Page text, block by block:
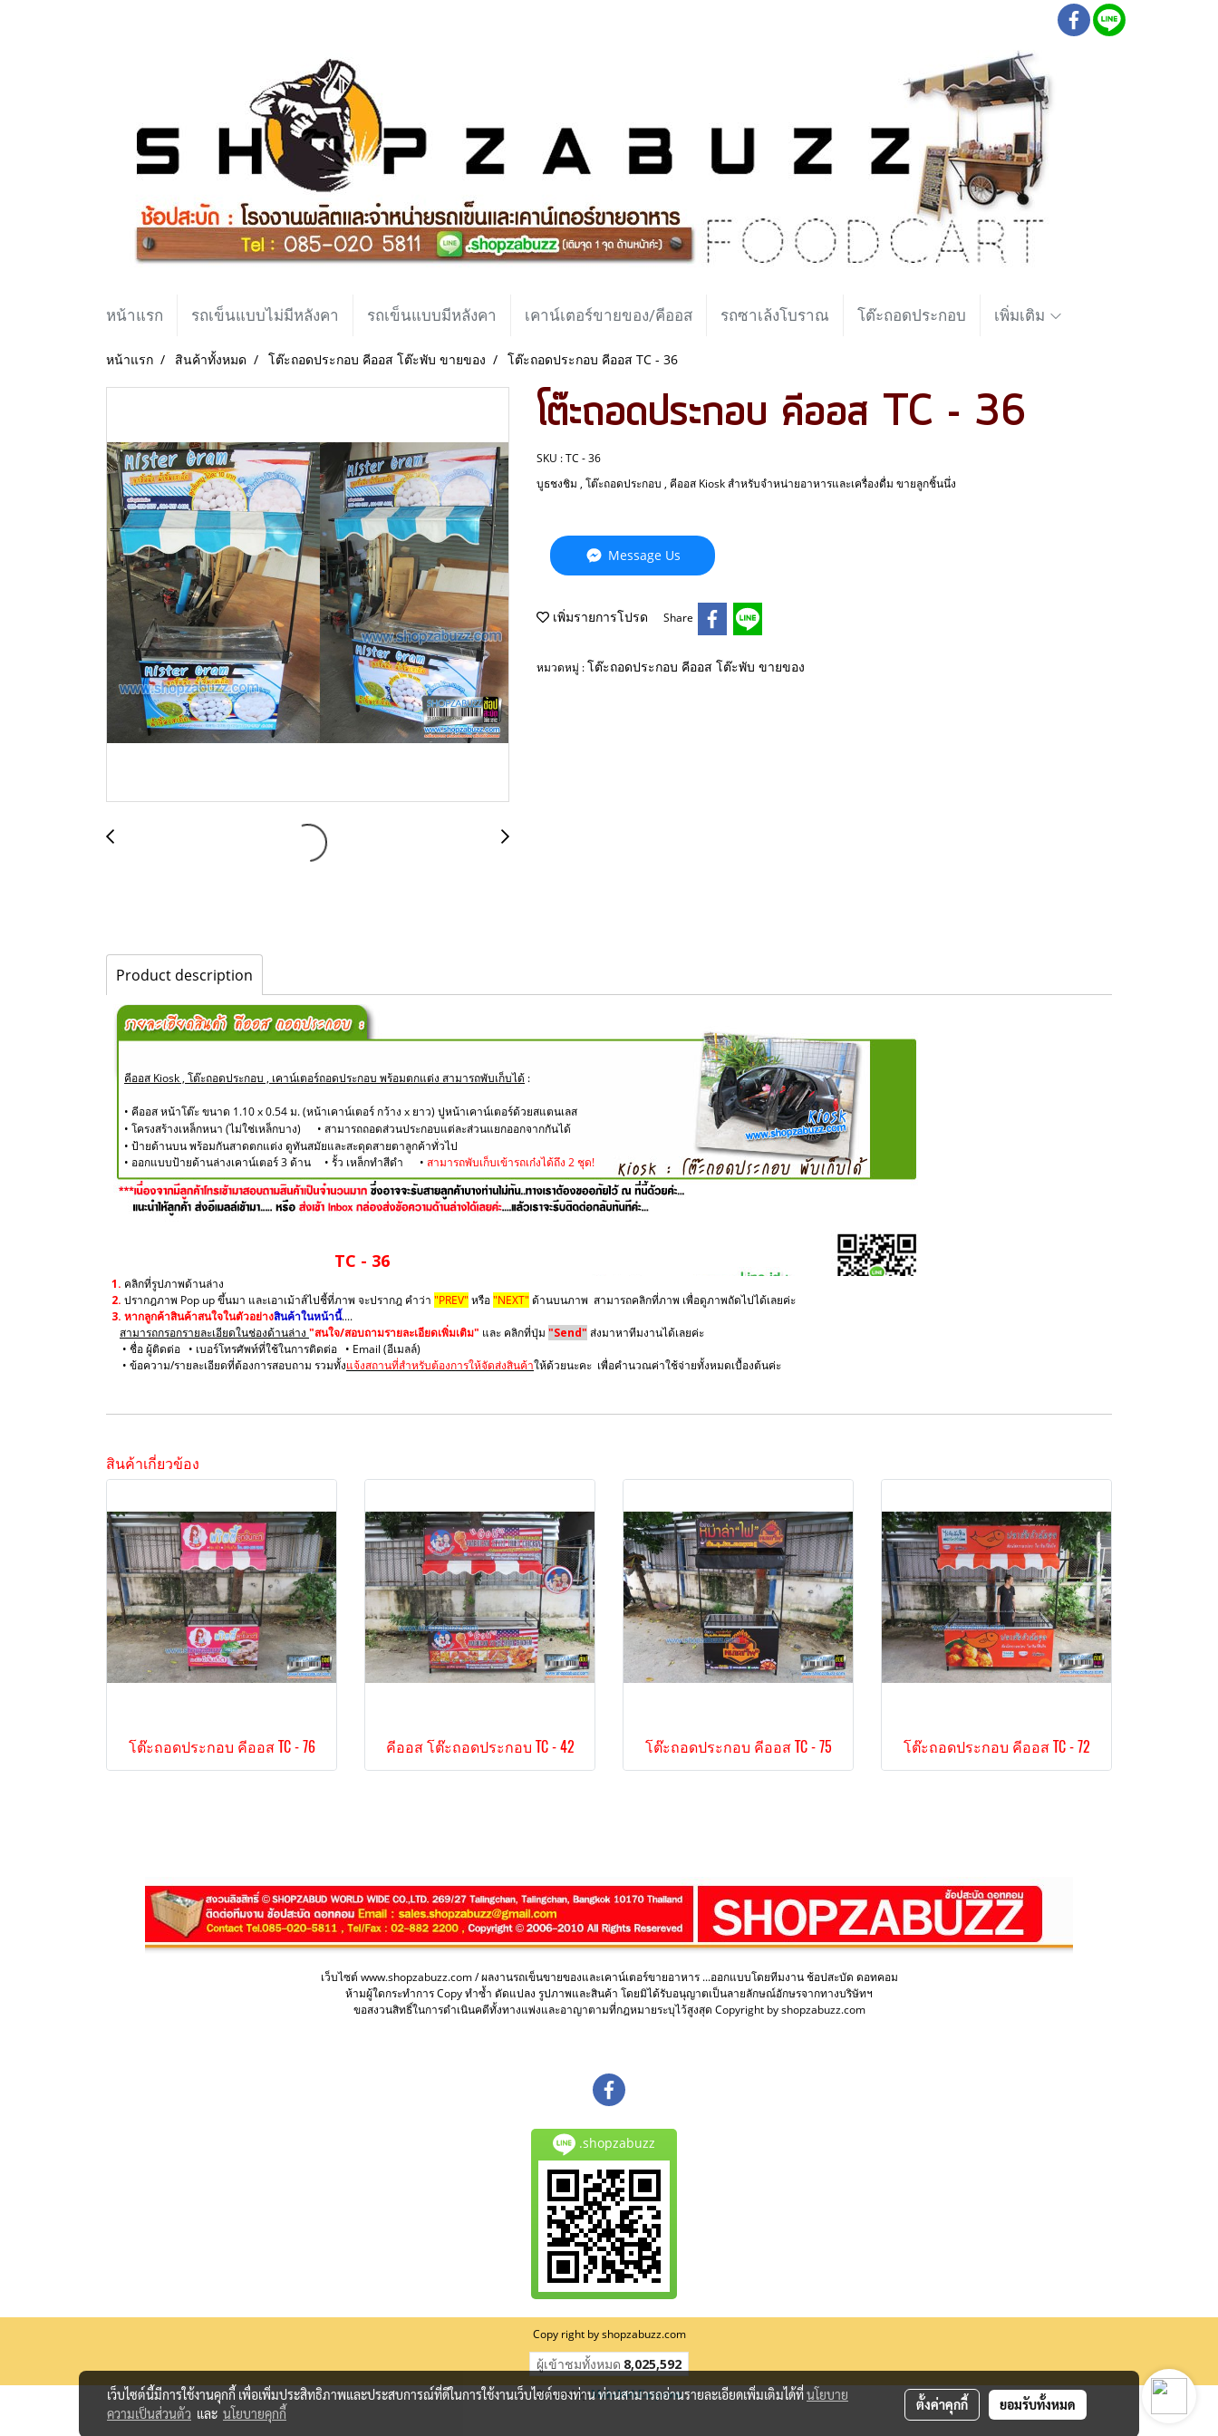
หน้าแรก รถเข็นแบบไม่มีหลังคา รถเข็นแบบมีหลังคา เคาน์เตอร์ขายของ/คีออส รถซาเล้งโบราณ โต๊ะถอดประกอบ เพิ่มเติม
หน้าแรก สินค้าทั้งหมด โต๊ะถอดประกอบ คีออส โต๊ะพับ ขายของ โต๊ะถอดประกอบ คีออส TC - 36
โต๊ะถอดประกอบ คีออส TC - 36
SKU : TC - 36
บูธชงชิม , โต๊ะถอดประกอบ , คีออส Kiosk สำหรับจำหน่ายอาหารและเครื่องดื่ม ขายลูกชิ้นนึ่ง
Message Us
เพิ่มรายการโปรด Share
หมวดหมู่ :โต๊ะถอดประกอบ คีออส โต๊ะพับ ขายของ
Product description
คีออส Kiosk , โต๊ะถอดประกอบ , เคาน์เตอร์ถอดประกอบ พร้อมตกแต่ง สามารถพับเก็บได้ :
• คีออส หน้าโต๊ะ ขนาด 1.10 x 0.54 ม. (หน้าเคาน์เตอร์ กว้าง x ยาว) ปูหน้าเคาน์เตอร์ด้วยสแตนเลส
• โครงสร้างเหล็กหนา (ไม่ใช่เหล็กบาง) • สามารถถอดส่วนประกอบแต่ละส่วนแยกออกจากกันได้
​• ป้ายด้านบน พร้อมกันสาดตกแต่ง ดูทันสมัยและสะดุดสายตาลูกค้าทั่วไป
• ออกแบบป้ายด้านล่างเคาน์เตอร์ 3 ด้าน • รั้ว เหล็กทำสีดำ • สามารถพับเก็บเข้ารถเก๋งได้ถึง 2 ชุด!
TC - 36
1. คลิกที่รูปภาพด้านล่าง
2. ปรากฎภาพ Pop up ขึ้นมา และเอาเม้าส์ไปชี้ที่ภาพ จะปรากฎ คำว่า "PREV" หรือ"NEXT" ด้านบนภาพ สามารถคลิกที่ภาพ เพื่อดูภาพถัดไปได้เลยค่ะ
3. หากลูกค้าสินค้าสนใจในตัวอย่างสินค้าในหน้านี้....
สามารถกรอกรายละเอียดในช่องด้านล่าง "สนใจ/สอบถามรายละเอียดเพิ่มเติม" และ คลิกที่ปุ่ม "Send" ส่งมาหาทีมงานได้เลยค่ะ
• ชื่อ ผู้ติดต่อ • เบอร์โทรศัพท์ที่ใช้ในการติดต่อ • Email (อีเมลล์)
• ข้อความ/รายละเอียดที่ต้องการสอบถาม รวมทั้งแจ้งสถานที่สำหรับต้องการให้จัดส่งสินค้าให้ด้วยนะคะ เพื่อคำนวณค่าใช้จ่ายทั้งหมดเบื้องต้นค่ะ
สินค้าเกี่ยวข้อง
โต๊ะถอดประกอบ คีออส TC - 76 คีออส โต๊ะถอดประกอบ TC - 42 โต๊ะถอดประกอบ คีออส TC - 75 โต๊ะถอดประกอบ คีออส TC - 72
เว็บไซต์ www.shopzabuzz.com / ผลงานรถเข็นขายของและเคาน์เตอร์ขายอาหาร ...ออกแบบโดยทีมงาน ช้อปสะบัด ดอทคอม
ห้ามผู้ใดกระทำการ Copy ทำซ้ำ ดัดแปลง รูปภาพและสินค้า โดยมิได้รับอนุญาตเป็นลายลักษณ์อักษรจากทางบริษัทฯ
ขอสงวนสิทธิ์ในการดำเนินคดีทั้งทางแพ่งและอาญาตามที่กฎหมายระบุไว้สูงสุด Copyright by shopzabuzz.com
.shopzabuzz
Copy right by shopzabuzz.com
ผู้เข้าชมวันนี้ 964
Powered byMakeWebEasy.com
เว็บไซต์นี้มีการใช้งานคุกกี้ เพื่อเพิ่มประสิทธิภาพและประสบการณ์ที่ดีในการใช้งานเว็บไซต์ของท่าน ท่านสามารถอ่านรายละเอียดเพิ่มเติมได้ที่นโยบาย
ความเป็นส่วนตัว และ นโยบายคุกกี้
ตั้งค่าคุกกี้ ยอมรับทั้งหมด